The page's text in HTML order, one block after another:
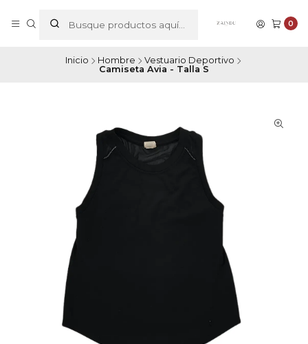
0
Inicio Hombre
Vestuario Deportivo
Camiseta Avia - Talla S